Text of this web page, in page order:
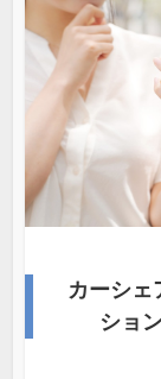
カーシェ
ショ